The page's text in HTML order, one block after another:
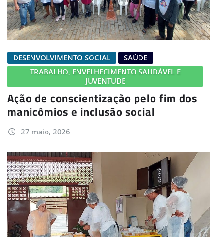
DESENVOLVIMENTO SOCIAL
SAÚDE
TRABALHO, ENVELHECIMENTO SAUDÁVEL E
JUVENTUDE
Ação de conscientização pelo fim dos
manicômios e inclusão social
27 maio, 2026